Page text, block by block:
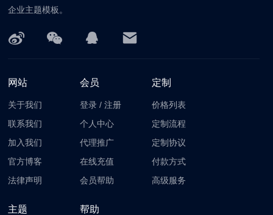
企业主题模板。
网站
关于我们
联系我们
加入我们
官方博客
法律声明
会员
登录 /注册
个人中心
代理推广
在线充值
会员帮助
定制
价格列表
定制流程
定制协议
付款方式
高级服务
主题 帮助